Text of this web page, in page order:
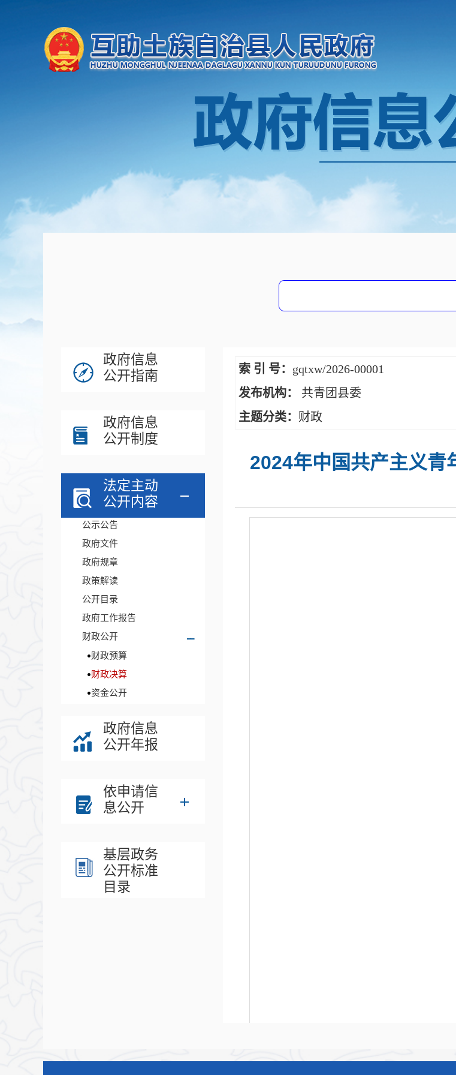
政府信息
公开指南
政府信息
公开制度
法定主动
公开内容
公示公告
政府文件
政府规章
政策解读
公开目录
政府工作报告
财政公开
财政预算
财政决算
资金公开
政府信息
公开年报
依申请信
息公开
基层政务
公开标准
目录
索 引 号： gqtxw/2026-00001
发布机构：
共青团县委
主题分类： 财政
2024年中国共产主义青